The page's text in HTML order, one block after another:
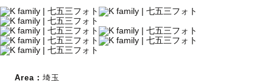
Area： 埼玉